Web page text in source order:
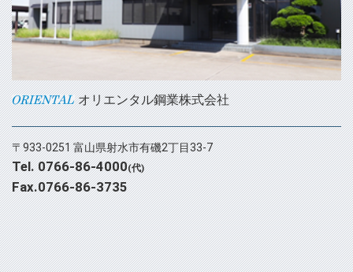
オリエンタル鋼業株式会社
〒933-0251 富山県射水市有磯2丁目33-7
Tel. 0766-86-4000(代)
Fax.0766-86-3735